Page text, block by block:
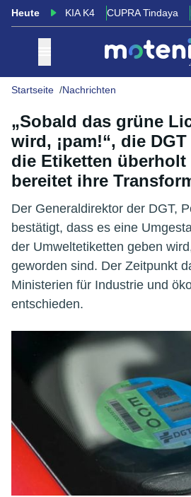
Heute KIA K4 CUPRA Tindaya
Startseite Nachrichten
„Sobald das grüne
wird, ¡pam!“, die
die Etiketten
bereitet ihre
Der Generaldirektor der DGT,
bestätigt, dass es eine
der Umweltetiketten geben
geworden sind. Der Zeitpunkt
Ministerien für Industrie und
entschieden.